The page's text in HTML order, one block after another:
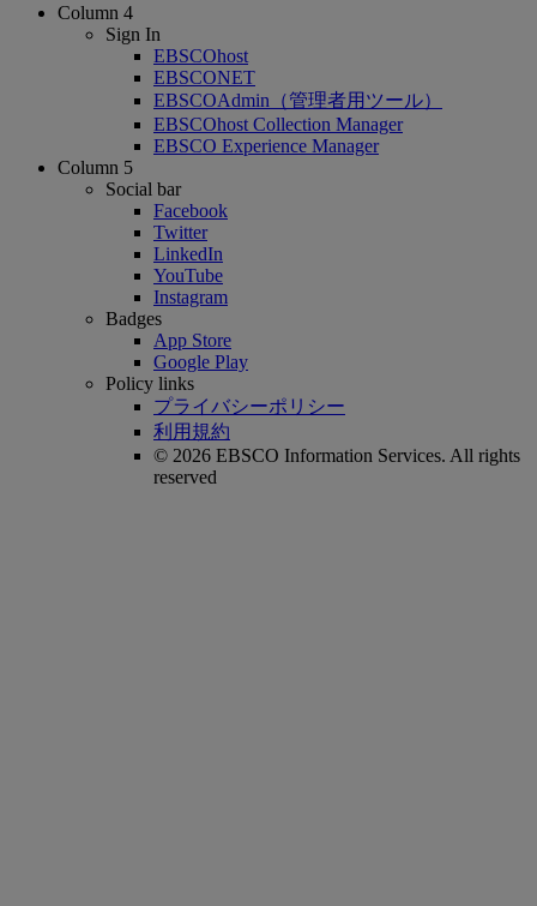
Column 4
Sign In
EBSCOhost
EBSCONET
EBSCOAdmin（管理者用ツール）
EBSCOhost Collection Manager
EBSCO Experience Manager
Column 5
Social bar
Facebook
Twitter
LinkedIn
YouTube
Instagram
Badges
App Store
Google Play
Policy links
プライバシーポリシー
利用規約
© 2026 EBSCO Information Services. All rights
reserved